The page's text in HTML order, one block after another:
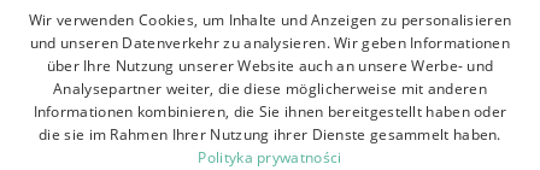
POLISH
CZECH
FRENCH
Wir verwenden Cookies, um Inhalte und Anzeigen zu personalisieren
und unseren Datenverkehr zu analysieren. Wir geben Informationen
über Ihre Nutzung unserer Website auch an unsere Werbe- und
Analysepartner weiter, die diese möglicherweise mit anderen
Informationen kombinieren, die Sie ihnen bereitgestellt haben oder
die sie im Rahmen Ihrer Nutzung ihrer Dienste gesammelt haben.
Polityka prywatności